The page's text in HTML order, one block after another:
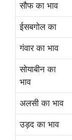
सौफ का भाव
ईसबगोल का
गंवार का भाव
सोयाबीन का
भाव
अलसी का भाव
उड़द का भाव